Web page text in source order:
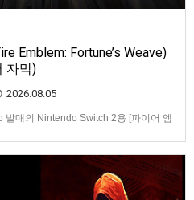
Emblem: Fortune’s Weave)
자막)
2026.08.05
발매의 Nintendo Switch 2용 [파이어 엠